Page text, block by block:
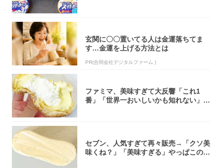
玄関に〇〇置いてる人は金運落ちてま
す…金運を上げる方法とは
PR(合同会社デジタルファーム )
ファミマ、美味すぎて大反響「これ1
番」「世界一おいしいかも知れない」
セブン、人気すぎて再々販売→「クソ美
味くね？」「美味すぎる」やっぱこのク